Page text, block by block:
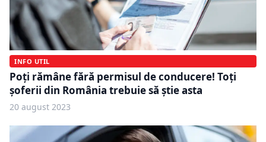
INFO UTIL
Poți rămâne fără permisul de conducere! Toți
șoferii din România trebuie să știe asta
20 august 2023